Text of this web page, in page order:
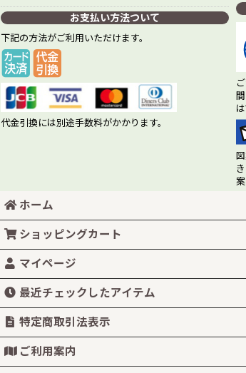
お支払い方法ついて
下記の方法がご利用いただけます。
代金引換には別途手数料がかかります。
ホーム
ショッピングカート
マイページ
最近チェックしたアイテム
特定商取引法表示
ご利用案内